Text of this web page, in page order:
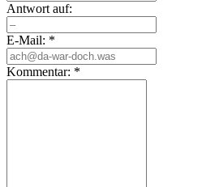
Antwort auf:
E-Mail: *
Kommentar: *